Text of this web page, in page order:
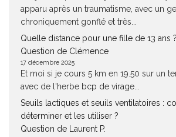
apparu après un traumatisme, avec un
chroniquement gonflé et très...
Quelle distance pour une fille de 13 ans ?
Question de Clémence
17 décembre 2025
Et moi si je cours 5 km en 19.50 sur un
avec de l'herbe bcp de virage...
Seuils lactiques et seuils ventilatoires :
déterminer et les utiliser ?
Question de Laurent P.